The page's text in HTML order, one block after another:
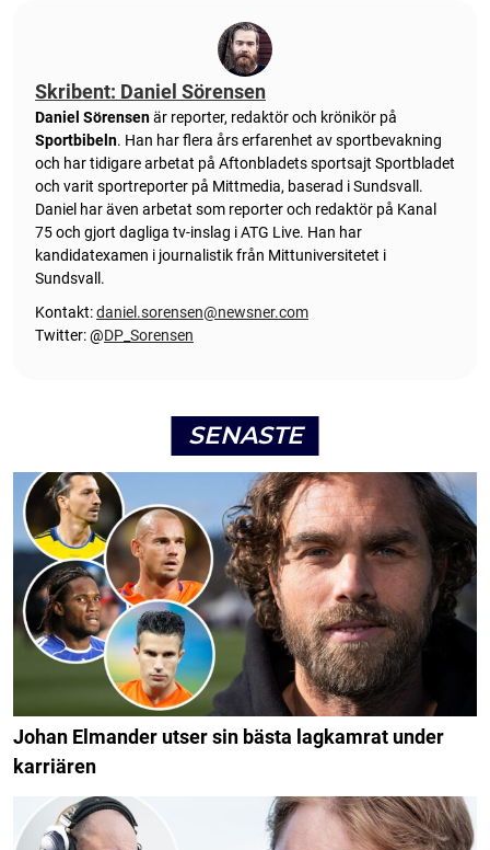
Skribent: Daniel Sörensen
Daniel Sörensenär reporter, redaktör och krönikör på
Sportbibeln. Han har flera års erfarenhet av sportbevakning
och har tidigare arbetat på Aftonbladets sportsajt Sportbladet
och varit sportreporter på Mittmedia, baserad i Sundsvall.
Daniel har även arbetat som reporter och redaktör på Kanal
75 och gjort dagliga tv-inslag i ATG Live. Han har
kandidatexamen i journalistik från Mittuniversitetet i
Sundsvall.
Kontakt:daniel.sorensen@newsner.com
Twitter: @DP_Sorensen
SENASTE
Johan Elmander utser sin bästa lagkamrat under
karriären